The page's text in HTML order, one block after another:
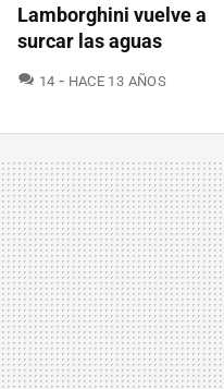
Lamborghini vuelve a
surcar las aguas
14 COMENTARIOS
HACE 13 AÑOS